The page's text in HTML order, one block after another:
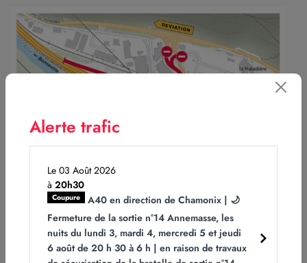
Plus d’informations sur ces travaux
https://www.atmb.com/notre-adn/protection-des-
captages-eau-potable/2021-proteger-cluses-le-
Alerte trafic
Le 03 Août 2026
à 20h30
Coupure
A40 en direction de Chamonix | 🌙
Fermeture de la sortie n°14 Annemasse, les
nuits du lundi 3, mardi 4, mercredi 5 et jeudi
6 août de 20 h 30 à 6 h | en raison de travaux